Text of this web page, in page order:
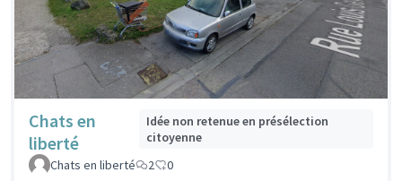
Chats en
liberté
Idée non retenue en présélection
citoyenne
Chats en liberté
2 0